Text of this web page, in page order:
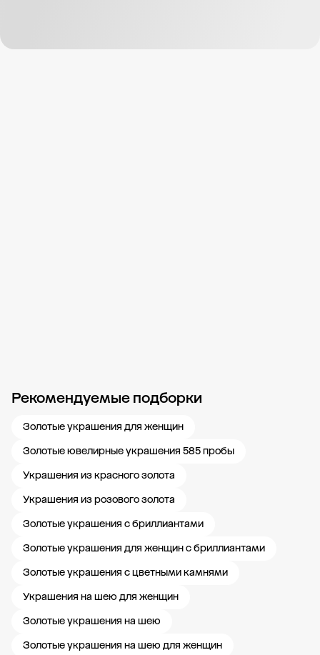
Рекомендуемые подборки
Золотые украшения для женщин
Золотые ювелирные украшения 585 пробы
Украшения из красного золота
Украшения из розового золота
Золотые украшения с бриллиантами
Золотые украшения для женщин с бриллиантами
Золотые украшения с цветными камнями
Украшения на шею для женщин
Золотые украшения на шею
Золотые украшения на шею для женщин
Новости компании Журнал ЗОЛОТОЙ Блог